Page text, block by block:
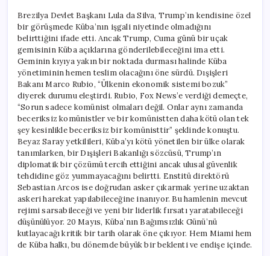
Brezilya Devlet Başkanı Lula da Silva, Trump’ın kendisine özel
bir görüşmede Küba’nın işgali niyetinde olmadığını
belirttiğini ifade etti. Ancak Trump, Cuma günü bir uçak
gemisinin Küba açıklarına gönderilebileceğini ima etti.
Geminin kıyıya yakın bir noktada durması halinde Küba
yönetiminin hemen teslim olacağını öne sürdü. Dışişleri
Bakanı Marco Rubio, “Ülkenin ekonomik sistemi bozuk”
diyerek durumu eleştirdi. Rubio, Fox News’e verdiği demeçte,
“Sorun sadece komünist olmaları değil. Onlar aynı zamanda
beceriksiz komünistler ve bir komünistten daha kötü olan tek
şey kesinlikle beceriksiz bir komünisttir” şeklinde konuştu.
Beyaz Saray yetkilileri, Küba’yı kötü yönetilen bir ülke olarak
tanımlarken, bir Dışişleri Bakanlığı sözcüsü, Trump’ın
diplomatik bir çözümü tercih ettiğini ancak ulusal güvenlik
tehdidine göz yummayacağını belirtti. Enstitü direktörü
Sebastian Arcos ise doğrudan asker çıkarmak yerine uzaktan
askeri harekat yapılabileceğine inanıyor. Bu hamlenin mevcut
rejimi sarsabileceği ve yeni bir liderlik fırsatı yaratabileceği
düşünülüyor. 20 Mayıs, Küba’nın Bağımsızlık Günü’nü
kutlayacağı kritik bir tarih olarak öne çıkıyor. Hem Miami hem
de Küba halkı, bu dönemde büyük bir beklenti ve endişe içinde.